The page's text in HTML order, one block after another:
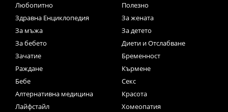
Любопитно
Полезно
Здравна Енциклопедия
За жената
За мъжа
За детето
За бебето
Диети и Отслабване
Зачатие
Бременност
Раждане
Кърмене
Бебе
Секс
Алтернативна медицина
Красота
Лайфстайл
Хомеопатия